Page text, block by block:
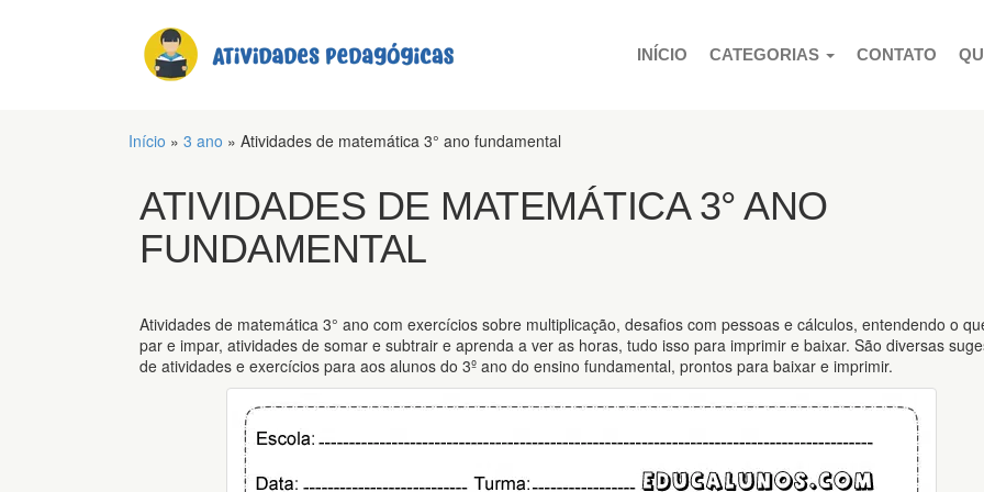
INÍCIO
CATEGORIAS CONTATO
Início » 3 ano » Atividades de matemática 3° ano fundamental
ATIVIDADES DE MATEMÁTICA 3° ANO
FUNDAMENTAL
Atividades de matemática 3° ano com exercícios sobre multiplicação, desafios com pessoas e cálculos, entendendo o
par e impar, atividades de somar e subtrair e aprenda a ver as horas, tudo isso para imprimir e baixar. São diversas
de atividades e exercícios para aos alunos do 3º ano do ensino fundamental, prontos para baixar e imprimir.